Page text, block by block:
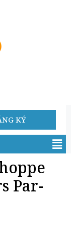
KÝ
Par-